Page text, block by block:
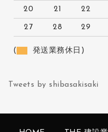
20 21 22
27 28 29
( 発送業務休日)
Tweets by shibasakisaki